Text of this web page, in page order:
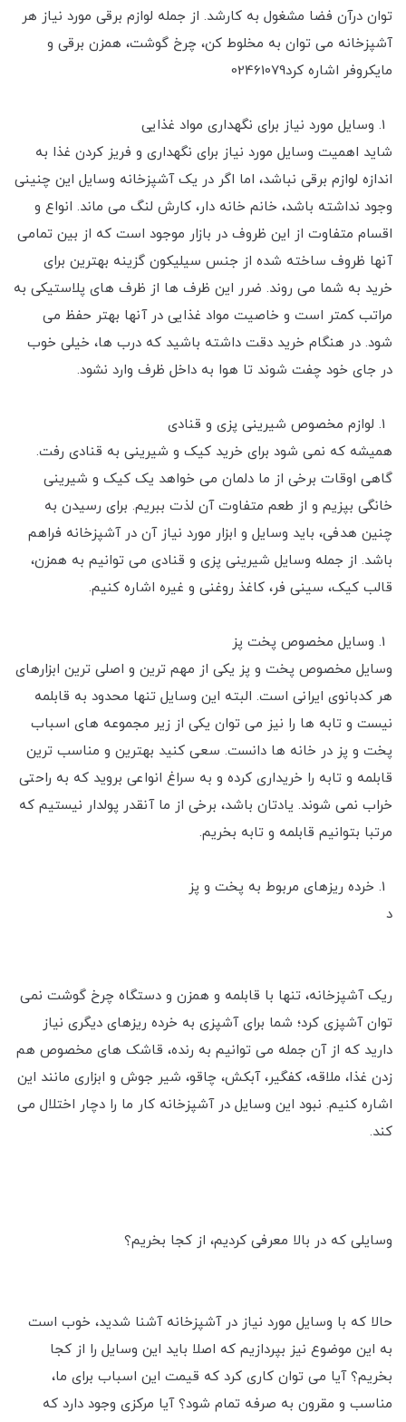
توان درآن فضا مشغول به کارشد. از جمله لوازم برقی مورد نیاز هر
آشپزخانه می توان به مخلوط کن، چرخ گوشت، همزن برقی و
مایکروفر اشاره کرد02461079
وسایل مورد نیاز برای نگهداری مواد غذایی
شاید اهمیت وسایل مورد نیاز برای نگهداری و فریز کردن غذا به
اندازه لوازم برقی نباشد، اما اگر در یک آشپزخانه وسایل این چنینی
وجود نداشته باشد، خانم خانه دار، کارش لنگ می ماند. انواع و
اقسام متفاوت از این ظروف در بازار موجود است که از بین تمامی
آنها ظروف ساخته شده از جنس سیلیکون گزینه بهترین برای
خرید به شما می روند. ضرر این ظرف ها از ظرف های پلاستیکی به
مراتب کمتر است و خاصیت مواد غذایی در آنها بهتر حفظ می
شود. در هنگام خرید دقت داشته باشید که درب ها، خیلی خوب
در جای خود چفت شوند تا هوا به داخل ظرف وارد نشود.
لوازم مخصوص شیرینی پزی و قنادی
همیشه که نمی شود برای خرید کیک و شیرینی به قنادی رفت.
گاهی اوقات برخی از ما دلمان می خواهد یک کیک و شیرینی
خانگی بپزیم و از طعم متفاوت آن لذت ببریم. برای رسیدن به
چنین هدفی، باید وسایل و ابزار مورد نیاز آن در آشپزخانه فراهم
باشد. از جمله وسایل شیرینی پزی و قنادی می توانیم به همزن،
قالب کیک، سینی فر، کاغذ روغنی و غیره اشاره کنیم.
وسایل مخصوص پخت پز
وسایل مخصوص پخت و پز یکی از مهم ترین و اصلی ترین ابزارهای
هر کدبانوی ایرانی است. البته این وسایل تنها محدود به قابلمه
نیست و تابه ها را نیز می توان یکی از زیر مجموعه های اسباب
پخت و پز در خانه ها دانست. سعی کنید بهترین و مناسب ترین
قابلمه و تابه را خریداری کرده و به سراغ انواعی بروید که به راحتی
خراب نمی شوند. یادتان باشد، برخی از ما آنقدر پولدار نیستیم که
مرتبا بتوانیم قابلمه و تابه بخریم.
خرده ریزهای مربوط به پخت و پز
د
ریک آشپزخانه، تنها با قابلمه و همزن و دستگاه چرخ گوشت نمی
توان آشپزی کرد؛ شما برای آشپزی به خرده ریزهای دیگری نیاز
دارید که از آن جمله می توانیم به رنده، قاشک های مخصوص هم
زدن غذا، ملاقه، کفگیر، آبکش، چاقو، شیر جوش و ابزاری مانند این
اشاره کنیم. نبود این وسایل در آشپزخانه کار ما را دچار اختلال می
کند.
وسایلی که در بالا معرفی کردیم، از کجا بخریم؟
حالا که با وسایل مورد نیاز در آشپزخانه آشنا شدید، خوب است
به این موضوع نیز بپردازیم که اصلا باید این وسایل را از کجا
بخریم؟ آیا می توان کاری کرد که قیمت این اسباب برای ما،
مناسب و مقرون به صرفه تمام شود؟ آیا مرکزی وجود دارد که